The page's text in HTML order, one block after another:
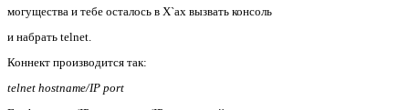
могущества и тебе осталось в X`ах вызвать консоль
и набрать telnet.
Коннект производится так:
telnet hostname/IP port